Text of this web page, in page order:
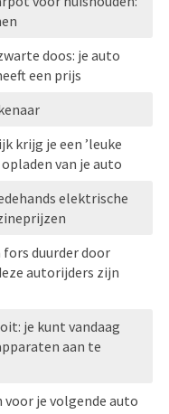
doos: je auto
een prijs
krijg je een ’leuke
van je auto
elektrische
duurder door
autorijders zijn
je kunt vandaag
aan te
je volgende auto